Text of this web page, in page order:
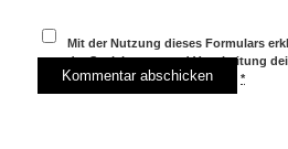
Mit der Nutzung dieses Formulars
der Speicherung und Verarbeitung
diese Website einverstanden.*